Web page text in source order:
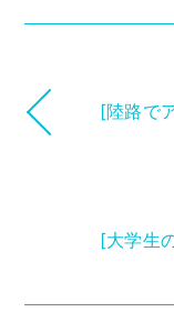
[陸路で
[大学生